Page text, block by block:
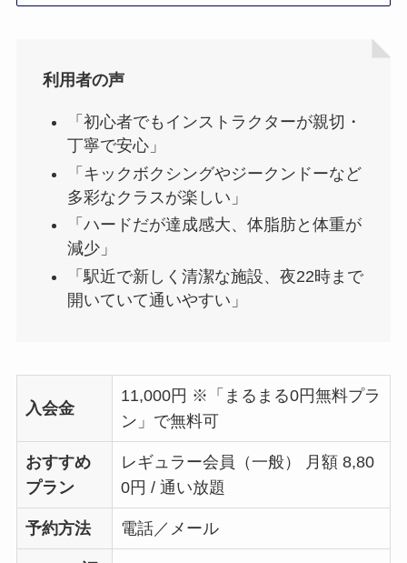
利用者の声
「初心者でもインストラクターが親切・
丁寧で安心」
「キックボクシングやジークンドーなど
多彩なクラスが楽しい」
「ハードだが達成感大、体脂肪と体重が
減少」
「駅近で新しく清潔な施設、夜22時まで
開いていて通いやすい」
入会金
11,000円 ※「まるまる0円無料プラ
ン」で無料可
おすすめ
プラン
レギュラー会員（一般） 月額 8,80
0円 / 通い放題
予約方法 電話／メール